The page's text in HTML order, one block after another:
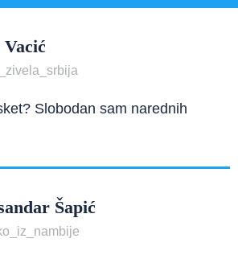
Slobodan sam narednih
Šapić